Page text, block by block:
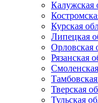
Калужская
Курская
Липецкая
Орловская
Рязанская
Тверская
Тульская